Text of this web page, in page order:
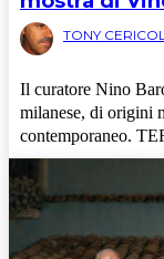
TONY
Il curatore Nino
milanese, di origini